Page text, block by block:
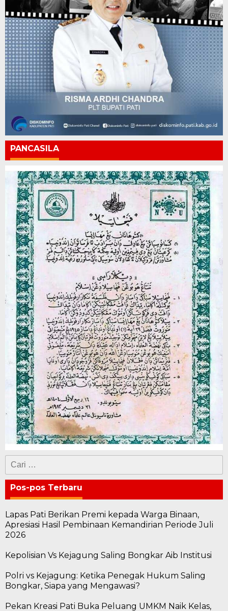
PANCASILA
Cari
untuk:
Pos-pos Terbaru
Lapas Pati Berikan Premi kepada Warga Binaan,
Apresiasi Hasil Pembinaan Kemandirian Periode Juli
2026
Kepolisian Vs Kejagung Saling Bongkar Aib Institusi
Polri vs Kejagung: Ketika Penegak Hukum Saling
Bongkar, Siapa yang Mengawasi?
Pekan Kreasi Pati Buka Peluang UMKM Naik Kelas,